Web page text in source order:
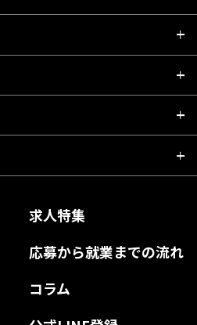
求人特集
応募から就業までの流れ
コラム